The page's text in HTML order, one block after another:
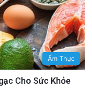
Ẩm Thực
Cho Sức Khỏe